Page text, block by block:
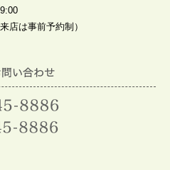
店は事前予約制）